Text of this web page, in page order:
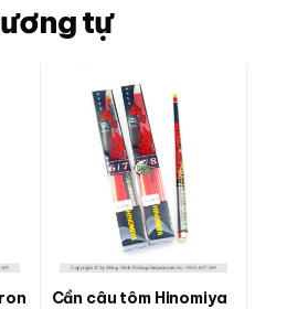
tự
Cần câu tôm Hinomiya